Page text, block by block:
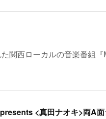
関西ローカルの音楽番組